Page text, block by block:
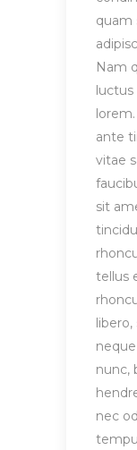
quam
Nam
luctus
ante
vitae
sit
tellus
nunc,
nec